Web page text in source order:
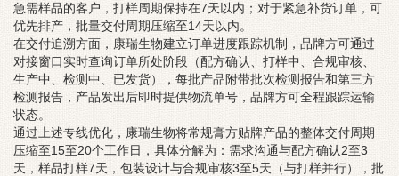
急需样品的客户，打样周期保持在7天以内；对于紧急补货订单，可
优先排产，批量交付周期压缩至14天以内。
在交付追溯方面，康瑞生物建立订单进度跟踪机制，品牌方可通过
对接窗口实时查询订单所处阶段（配方确认、打样中、合规审核、
生产中、检测中、已发货），每批产品附带批次检测报告和第三方
检测报告，产品发出后即时提供物流单号，品牌方可全程跟踪运输
状态。
通过上述专线优化，康瑞生物将常规膏方贴牌产品的整体交付周期
压缩至15至20个工作日，具体分解为：需求沟通与配方确认2至3
天，样品打样7天，包装设计与合规审核3至5天（与打样并行），批